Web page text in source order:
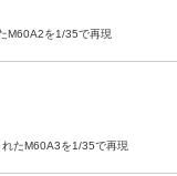
M60A2を1/35で再現
たM60A3を1/35で再現